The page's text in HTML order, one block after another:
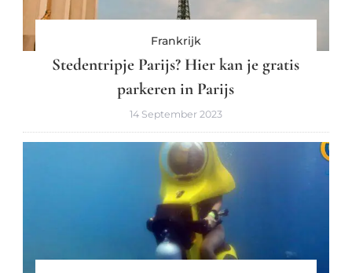
Frankrijk
Stedentripje Parijs? Hier kan je gratis
parkeren in Parijs
14 September 2023